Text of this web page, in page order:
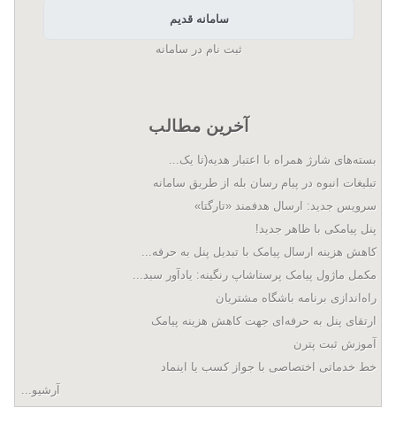
سامانه قدیم
ثبت نام در سامانه
آخرین مطالب
بسته‌های شارژ همراه با اعتبار هدیه(تا یک...
تبلیغات انبوه در پیام رسان بله از طریق سامانه
سرویس جدید: ارسال هدفمند «تارگتا»
پنل پیامکی با ظاهر جدید!
کاهش هزینه ارسال پیامک با تبدیل پنل به حرفه...
مکمل ماژول پیامک پرستاشاپ رنگینه: یادآور سبد...
راه‌اندازی برنامه باشگاه مشتریان
ارتقای پنل به حرفه‌ای جهت کاهش هزینه پیامک
آموزش ثبت پترن
خط خدماتی اختصاصی با جواز کسب یا اینماد
آرشیو...